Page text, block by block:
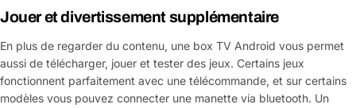
Jouer et divertissement supplémentaire
En plus de regarder du contenu, une box TV Android vous permet
aussi de télécharger, jouer et tester des jeux. Certains jeux
fonctionnent parfaitement avec une télécommande, et sur certains
modèles vous pouvez connecter une manette via bluetooth. Un